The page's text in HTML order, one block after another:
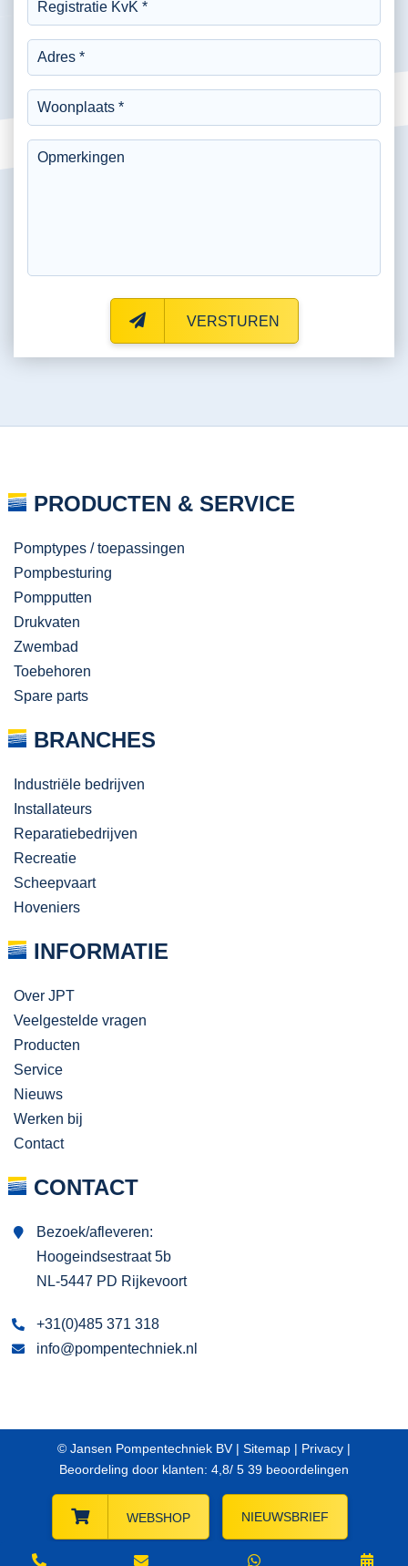
VERSTUREN
PRODUCTEN & SERVICE
Pomptypes / toepassingen
Pompbesturing
Pompputten
Drukvaten
Zwembad
Toebehoren
Spare parts
BRANCHES
Industriële bedrijven
Installateurs
Reparatiebedrijven
Recreatie
Scheepvaart
Hoveniers
INFORMATIE
Over JPT
Veelgestelde vragen
Producten
Service
Nieuws
Werken bij
Contact
CONTACT
Bezoek/afleveren:
Hoogeindsestraat 5b
NL-5447 PD Rijkevoort
+31(0)485 371 318
info@pompentechniek.nl
© Jansen Pompentechniek BV | Sitemap | Privacy |
Beoordeling door klanten: 4,8/ 5 39 beoordelingen
WEBSHOP NIEUWSBRIEF